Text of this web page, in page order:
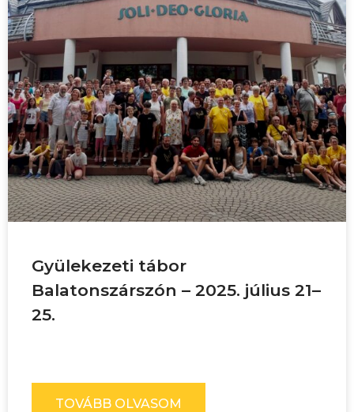
Gyülekezeti tábor
Balatonszárszón – 2025. július 21–
25.
TOVÁBB OLVASOM